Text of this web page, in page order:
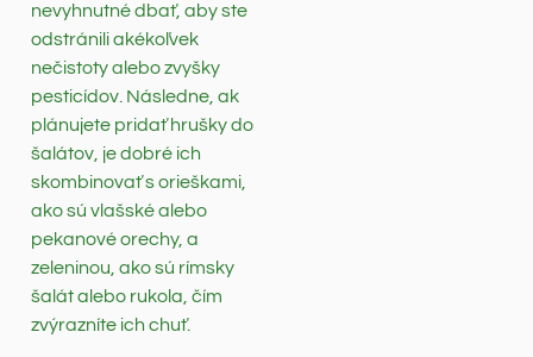
nevyhnutné dbať, aby ste
odstránili akékoľvek
nečistoty alebo zvyšky
pesticídov. Následne, ak
plánujete pridať hrušky do
šalátov, je dobré ich
skombinovať s orieškami,
ako sú vlašské alebo
pekanové orechy, a
zeleninou, ako sú rímsky
šalát alebo rukola, čím
zvýrazníte ich chuť.